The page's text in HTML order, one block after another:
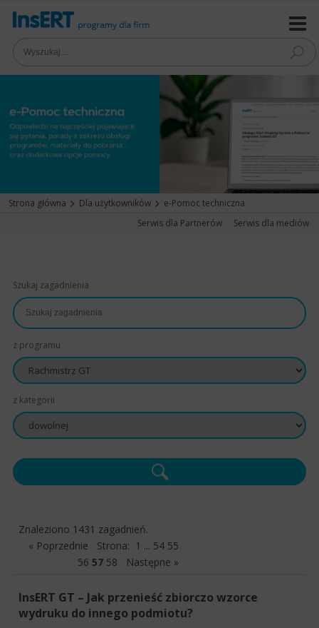
Strona główna Dla użytkowników
e-Pomoc techniczna
Serwis dla Partnerów
Serwis dla mediów
Szukaj zagadnienia
z programu
z kategorii
Znaleziono 1431 zagadnień.
« Poprzednie Strona: 1 ... 54 55
56 57 58 Następne »
InsERT GT – Jak przenieść zbiorczo wzorce
wydruku do innego podmiotu?